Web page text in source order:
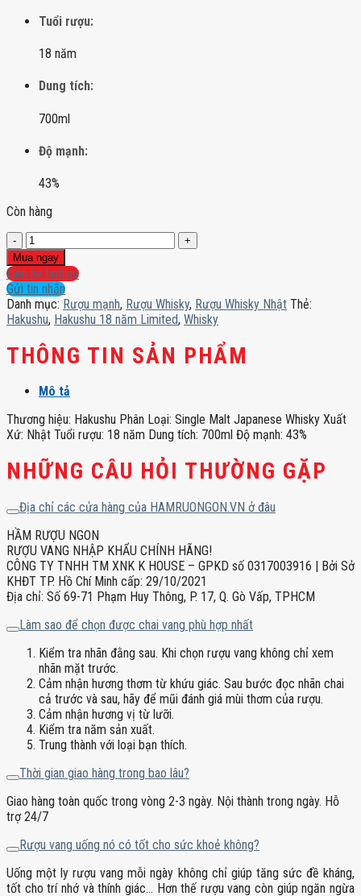
Tuổi rượu:
18 năm
Dung tích:
700ml
Độ mạnh:
43%
Còn hàng
Hakushu
18
năm
Limited
số
lượng
Mua ngay
Liên hệ hotline
Gửi tin nhắn
Danh mục: Rượu mạnh, Rượu Whisky, Rượu Whisky Nhật Thẻ:
Hakushu, Hakushu 18 năm Limited, Whisky
THÔNG TIN SẢN PHẨM
Mô tả
Thương hiệu: Hakushu Phân Loại: Single Malt Japanese Whisky Xuất
Xứ: Nhật Tuổi rượu: 18 năm Dung tích: 700ml Độ mạnh: 43%
NHỮNG CÂU HỎI THƯỜNG GẶP
Địa chỉ các cửa hàng của HAMRUONGON.VN ở đâu
HẦM RƯỢU NGON
RƯỢU VANG NHẬP KHẨU CHÍNH HÃNG!
CÔNG TY TNHH TM XNK K HOUSE – GPKD số 0317003916 | Bởi Sở
KHĐT TP. Hồ Chí Minh cấp: 29/10/2021
Địa chỉ: Số 69-71 Phạm Huy Thông, P. 17, Q. Gò Vấp, TPHCM
Làm sao để chọn được chai vang phù hợp nhất
Kiểm tra nhãn đằng sau. Khi chọn rượu vang không chỉ xem
nhãn mặt trước.
Cảm nhận hương thơm từ khứu giác. Sau bước đọc nhãn chai
cả trước và sau, hãy để mũi đánh giá mùi thơm của rượu.
Cảm nhận hương vị từ lưỡi.
Kiểm tra năm sản xuất.
Trung thành với loại bạn thích.
Thời gian giao hàng trong bao lâu?
Giao hàng toàn quốc trong vòng 2-3 ngày. Nội thành trong ngày. Hỗ
trợ 24/7
Rượu vang uống nó có tốt cho sức khoẻ không?
Uống một ly rượu vang mỗi ngày không chỉ giúp tăng sức đề kháng,
tốt cho trí nhớ và thính giác… Hơn thế rượu vang còn giúp ngăn ngừa